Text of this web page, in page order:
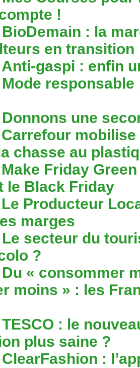
!
BioDemain : la
en transition
Anti-gaspi : enfin
Mode
Donnons une
Carrefour
chasse au
Make Friday
le Black Friday
Le Producteur
marges
Le secteur du
?
Du « consommer
moins » : les
TESCO : le
plus saine ?
ClearFashion :